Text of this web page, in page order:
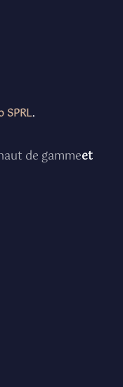
SPRL.
de gammeet